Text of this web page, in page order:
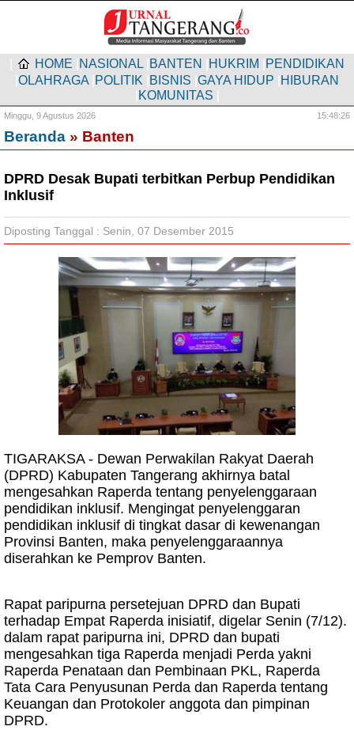
HOME NASIONAL BANTEN HUKRIM PENDIDIKAN
OLAHRAGA POLITIK BISNIS GAYA HIDUP HIBURAN
KOMUNITAS
Minggu, 9 Agustus 2026 15:48:27
Beranda » Banten
DPRD Desak Bupati terbitkan Perbup Pendidikan
Inklusif
Diposting Tanggal : Senin, 07 Desember 2015
TIGARAKSA - Dewan Perwakilan Rakyat Daerah
(DPRD) Kabupaten Tangerang akhirnya batal
mengesahkan Raperda tentang penyelenggaraan
pendidikan inklusif. Mengingat penyelenggaran
pendidikan inklusif di tingkat dasar di kewenangan
Provinsi Banten, maka penyelenggaraannya
diserahkan ke Pemprov Banten.
Rapat paripurna persetejuan DPRD dan Bupati
terhadap Empat Raperda inisiatif, digelar Senin (7/12).
dalam rapat paripurna ini, DPRD dan bupati
mengesahkan tiga Raperda menjadi Perda yakni
Raperda Penataan dan Pembinaan PKL, Raperda
Tata Cara Penyusunan Perda dan Raperda tentang
Keuangan dan Protokoler anggota dan pimpinan
DPRD.